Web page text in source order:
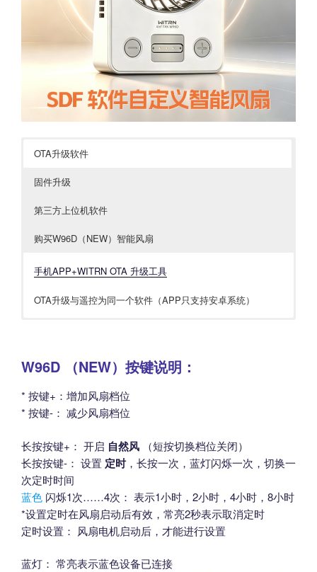
OTA升级软件
固件升级
第三方上位机软件
购买W96D（NEW）智能风扇
手机APP+WITRN OTA 升级工具
OTA升级与遥控为同一个软件（APP只支持安卓系统）
解压
NEW W96D：版本log记录
上面软件，HTML版本仅支持电脑和安卓手机端的Edge和谷歌
电脑和手机均需要有蓝牙功能支持才能使用
微信小程序版本：感谢作者：Kai.N
HTML版本： 感谢作者：杰伦
W96D （NEW）按键说明：
* 按键+：增加风扇档位
* 按键-： 减少风扇档位
长按按键+： 开启 自然风 （短按切换档位关闭）
长按按键-： 设置 定时，长按一次，蓝灯闪烁一次，切换一
次定时时间
蓝色 闪烁1次……4次： 表示1小时，2小时，4小时，8小时
*设置定时在风扇启动后有效，常亮2秒表示取消定时
定时设置： 风扇电机启动后，才能进行设置
蓝灯： 常亮表示蓝色设备已连接